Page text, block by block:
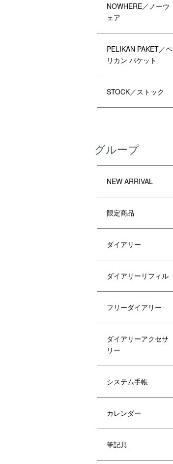
NOWHERE／ノーウ
ェア
PELIKAN PAKET／ペ
リカン パケット
STOCK／ストック
グループ
NEW ARRIVAL
限定商品
ダイアリー
ダイアリーリフィル
フリーダイアリー
ダイアリーアクセサ
リー
システム手帳
カレンダー
筆記具